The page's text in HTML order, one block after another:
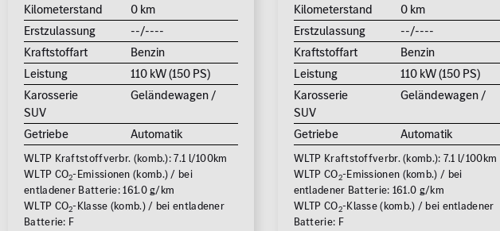
Kleinwagen
Kraftstoff
ALLE
Schadstoffklasse
ALLE
Junge Sterne Qualitätssiegel
MB Rent Fahrzeug
Kilometerstand
0 km
Erstzulassung
--/----
Kraftstoffart
Benzin
Leistung
110 kW (150 PS)
Karosserie
Geländewagen /
SUV
Getriebe
Automatik
WLTP Kraftstoffverbr. (komb.): 7.1 l/100km
WLTP CO2-Emissionen (komb.) / bei
entladener Batterie: 161.0 g/km
WLTP CO2-Klasse (komb.) / bei entladener
Batterie: F
Kilometerstand
0 km
Erstzulassung
--/----
Kraftstoffart
Benzin
Leistung
110 kW (150 PS)
Karosserie
Geländewagen /
SUV
Getriebe
Automatik
WLTP Kraftstoffverbr. (komb.): 7.1 l/100km
WLTP CO2-Emissionen (komb.) / bei
entladener Batterie: 161.0 g/km
WLTP CO2-Klasse (komb.) / bei entladener
Batterie: F